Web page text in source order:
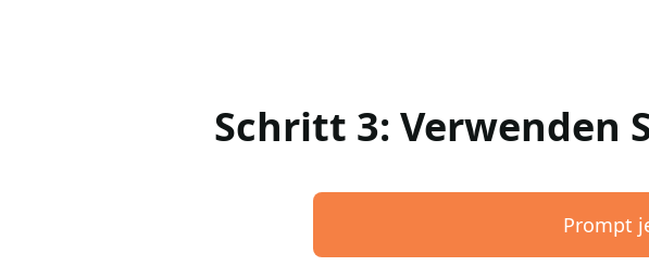
Schritt 3: Verwenden
Prompt